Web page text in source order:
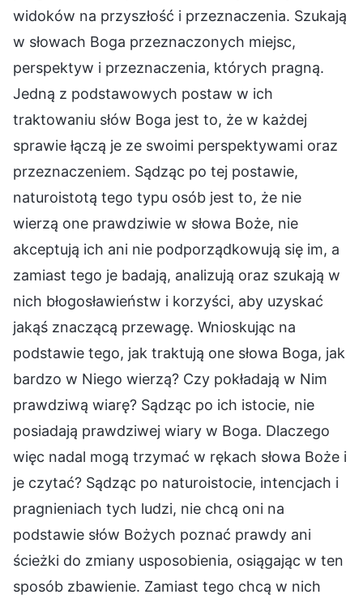
widoków na przyszłość i przeznaczenia. Szukają
w słowach Boga przeznaczonych miejsc,
perspektyw i przeznaczenia, których pragną.
Jedną z podstawowych postaw w ich
traktowaniu słów Boga jest to, że w każdej
sprawie łączą je ze swoimi perspektywami oraz
przeznaczeniem. Sądząc po tej postawie,
naturoistotą tego typu osób jest to, że nie
wierzą one prawdziwie w słowa Boże, nie
akceptują ich ani nie podporządkowują się im, a
zamiast tego je badają, analizują oraz szukają w
nich błogosławieństw i korzyści, aby uzyskać
jakąś znaczącą przewagę. Wnioskując na
podstawie tego, jak traktują one słowa Boga, jak
bardzo w Niego wierzą? Czy pokładają w Nim
prawdziwą wiarę? Sądząc po ich istocie, nie
posiadają prawdziwej wiary w Boga. Dlaczego
więc nadal mogą trzymać w rękach słowa Boże i
je czytać? Sądząc po naturoistocie, intencjach i
pragnieniach tych ludzi, nie chcą oni na
podstawie słów Bożych poznać prawdy ani
ścieżki do zmiany usposobienia, osiągając w ten
sposób zbawienie. Zamiast tego chcą w nich